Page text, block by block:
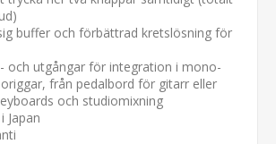
buffer och förbättrad kretslösning för
och utgångar för integration i mono-
från pedalbord för gitarr eller
och studiomixning
Japan